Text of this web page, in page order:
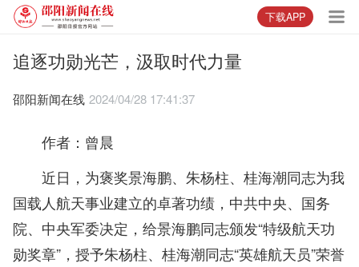
下载APP
追逐功勋光芒，汲取时代力量
邵阳新闻在线 2024/04/28 17:41:37
作者：曾晨
近日，为褒奖景海鹏、朱杨柱、桂海潮同志为我
国载人航天事业建立的卓著功绩，中共中央、国务
院、中央军委决定，给景海鹏同志颁发“特级航天功
勋奖章”，授予朱杨柱、桂海潮同志“英雄航天员”荣誉